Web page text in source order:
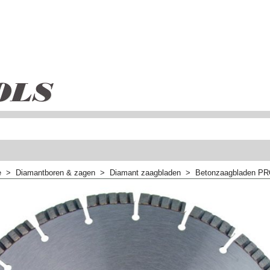
> Diamantboren & zagen > Diamant zaagbladen > Betonzaagbladen